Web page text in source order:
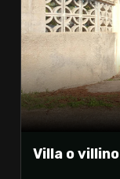
Villa o villino